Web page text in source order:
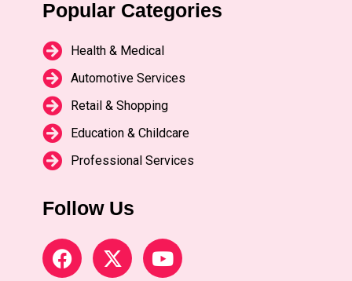
Popular Categories
Health & Medical
Automotive Services
Retail & Shopping
Education & Childcare
Professional Services
Follow Us